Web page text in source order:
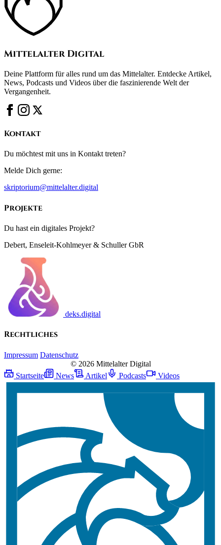
Mittelalter Digital
Deine Plattform für alles rund um das Mittelalter. Entdecke Artikel,
News, Podcasts und Videos über die faszinierende Welt der
Vergangenheit.
Kontakt
Du möchtest mit uns in Kontakt treten?
Melde Dich gerne:
skriptorium@mittelalter.digital
Projekte
Du hast ein digitales Projekt?
Debert, Enseleit-Kohlmeyer & Schuller GbR
deks.digital
Rechtliches
Impressum Datenschutz
© 2026 Mittelalter Digital
Startseite
News Artikel Podcasts Videos